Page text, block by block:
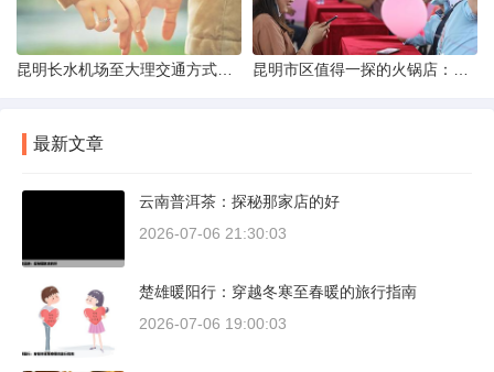
最新文章
云南普洱茶：探秘那家店的好
2026-07-06 21:30:03
楚雄暖阳行：穿越冬寒至春暖的旅行指南
2026-07-06 19:00:03